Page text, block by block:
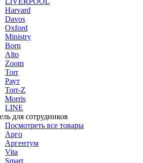
Harvard
Davos
Oxford
Ministry
Born
Alto
Zoom
Torr
Раут
Torr-Z
Morris
LINE
для сотрудников
Посмотреть все товары
Арго
Аргентум
Vita
Smart